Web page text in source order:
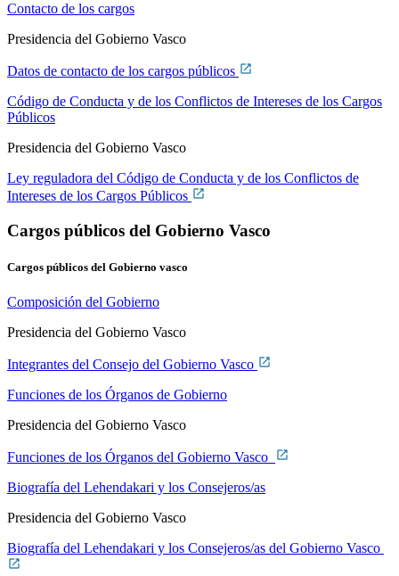
Contacto de los cargos
Presidencia del Gobierno Vasco
Datos de contacto de los cargos públicos
Código de Conducta y de los Conflictos de Intereses de los Cargos
Públicos
Presidencia del Gobierno Vasco
Ley reguladora del Código de Conducta y de los Conflictos de
Intereses de los Cargos Públicos
Cargos públicos del Gobierno Vasco
Cargos públicos del Gobierno vasco
Composición del Gobierno
Presidencia del Gobierno Vasco
Integrantes del Consejo del Gobierno Vasco
Funciones de los Órganos de Gobierno
Presidencia del Gobierno Vasco
Funciones de los Órganos del Gobierno Vasco
Biografía del Lehendakari y los Consejeros/as
Presidencia del Gobierno Vasco
Biografía del Lehendakari y los Consejeros/as del Gobierno Vasco